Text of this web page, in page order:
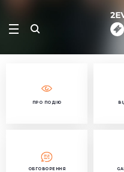
ПРО ПОДІЮ
ОБГОВОРЕННЯ